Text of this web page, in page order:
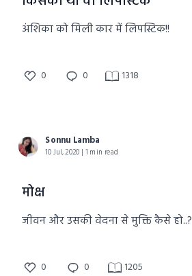
अंशिका को मिली कार में लिपस्टिक!!
0 0 1318
Sonnu Lamba
10 Jul, 2020 | 1 min read
मोक्ष
जीवन और उसकी वेदना से मुक्ति कैसे हो..?
0 0 1205